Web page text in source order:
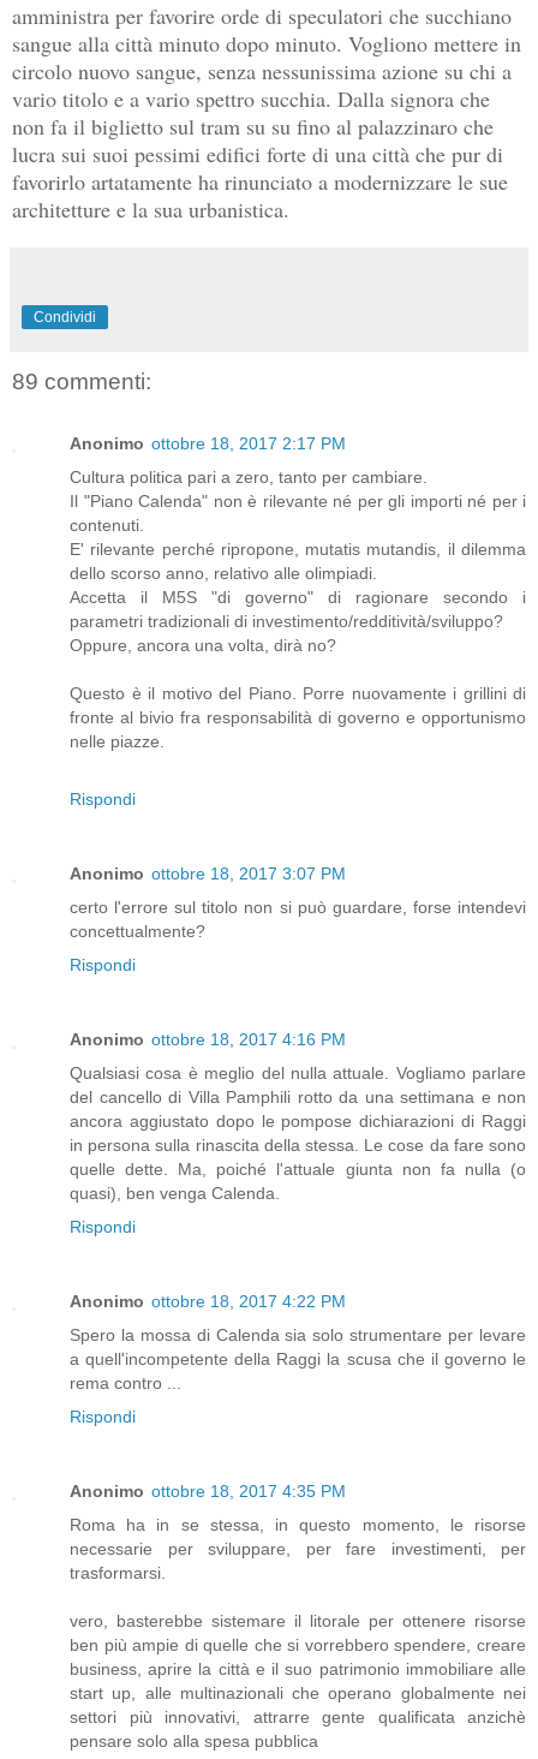
amministra per favorire orde di speculatori che succhiano
sangue alla città minuto dopo minuto. Vogliono mettere in
circolo nuovo sangue, senza nessunissima azione su chi a
vario titolo e a vario spettro succhia. Dalla signora che
non fa il biglietto sul tram su su fino al palazzinaro che
lucra sui suoi pessimi edifici forte di una città che pur di
favorirlo artatamente ha rinunciato a modernizzare le sue
architetture e la sua urbanistica.
Condividi
89 commenti:
Anonimo ottobre 18, 2017 2:17 PM
Cultura politica pari a zero, tanto per cambiare.
Il "Piano Calenda" non è rilevante né per gli importi né per i
contenuti.
E' rilevante perché ripropone, mutatis mutandis, il dilemma
dello scorso anno, relativo alle olimpiadi.
Accetta il M5S "di governo" di ragionare secondo i
parametri tradizionali di investimento/redditività/sviluppo?
Oppure, ancora una volta, dirà no?
Questo è il motivo del Piano. Porre nuovamente i grillini di
fronte al bivio fra responsabilità di governo e opportunismo
nelle piazze.
Rispondi
Anonimo ottobre 18, 2017 3:07 PM
certo l'errore sul titolo non si può guardare, forse intendevi
concettualmente?
Rispondi
Anonimo ottobre 18, 2017 4:16 PM
Qualsiasi cosa è meglio del nulla attuale. Vogliamo parlare
del cancello di Villa Pamphili rotto da una settimana e non
ancora aggiustato dopo le pompose dichiarazioni di Raggi
in persona sulla rinascita della stessa. Le cose da fare sono
quelle dette. Ma, poiché l'attuale giunta non fa nulla (o
quasi), ben venga Calenda.
Rispondi
Anonimo ottobre 18, 2017 4:22 PM
Spero la mossa di Calenda sia solo strumentare per levare
a quell'incompetente della Raggi la scusa che il governo le
rema contro ...
Rispondi
Anonimo ottobre 18, 2017 4:35 PM
Roma ha in se stessa, in questo momento, le risorse
necessarie per sviluppare, per fare investimenti, per
trasformarsi.
vero, basterebbe sistemare il litorale per ottenere risorse
ben più ampie di quelle che si vorrebbero spendere, creare
business, aprire la città e il suo patrimonio immobiliare alle
start up, alle multinazionali che operano globalmente nei
settori più innovativi, attrarre gente qualificata anzichè
pensare solo alla spesa pubblica